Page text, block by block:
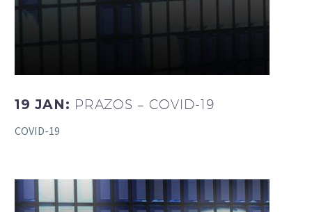
19 JAN: PRAZOS – COVID-19
COVID-19